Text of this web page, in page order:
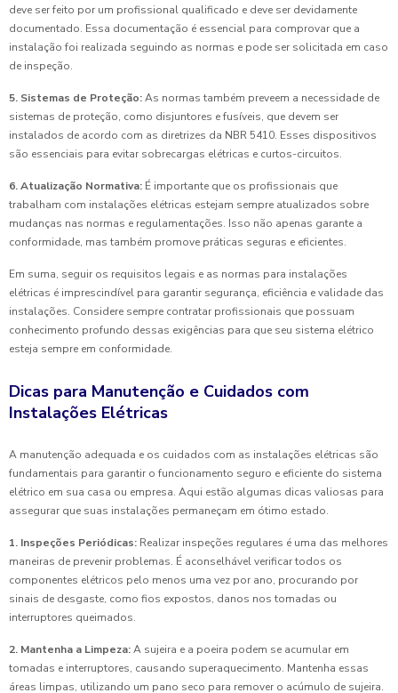
deve ser feito por um profissional qualificado e deve ser devidamente
documentado. Essa documentação é essencial para comprovar que a
instalação foi realizada seguindo as normas e pode ser solicitada em caso
de inspeção.
5. Sistemas de Proteção:As normas também preveem a necessidade de
sistemas de proteção, como disjuntores e fusíveis, que devem ser
instalados de acordo com as diretrizes da NBR 5410. Esses dispositivos
são essenciais para evitar sobrecargas elétricas e curtos-circuitos.
6. Atualização Normativa: É importante que os profissionais que
trabalham com instalações elétricas estejam sempre atualizados sobre
mudanças nas normas e regulamentações. Isso não apenas garante a
conformidade, mas também promove práticas seguras e eficientes.
Em suma, seguir os requisitos legais e as normas para instalações
elétricas é imprescindível para garantir segurança, eficiência e validade das
instalações. Considere sempre contratar profissionais que possuam
conhecimento profundo dessas exigências para que seu sistema elétrico
esteja sempre em conformidade.
Dicas para Manutenção e Cuidados com
Instalações Elétricas
A manutenção adequada e os cuidados com as instalações elétricas são
fundamentais para garantir o funcionamento seguro e eficiente do sistema
elétrico em sua casa ou empresa. Aqui estão algumas dicas valiosas para
assegurar que suas instalações permaneçam em ótimo estado.
1. Inspeções Periódicas: Realizar inspeções regulares é uma das melhores
maneiras de prevenir problemas. É aconselhável verificar todos os
componentes elétricos pelo menos uma vez por ano, procurando por
sinais de desgaste, como fios expostos, danos nos tomadas ou
interruptores queimados.
2. Mantenha a Limpeza:A sujeira e a poeira podem se acumular em
tomadas e interruptores, causando superaquecimento. Mantenha essas
áreas limpas, utilizando um pano seco para remover o acúmulo de sujeira.